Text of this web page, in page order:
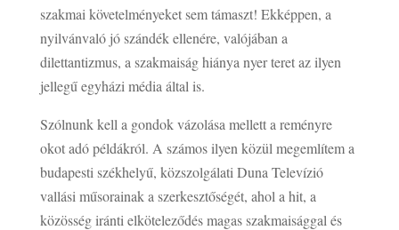
szakmai követelményeket sem támaszt! Ekképpen, a
nyilvánvaló jó szándék ellenére, valójában a
dilettantizmus, a szakmaiság hiánya nyer teret az ilyen
jellegű egyházi média által is.
Szólnunk kell a gondok vázolása mellett a reményre
okot adó példákról. A számos ilyen közül megemlítem a
budapesti székhelyű, közszolgálati Duna Televízió
vallási műsorainak a szerkesztőségét, ahol a hit, a
közösség iránti elköteleződés magas szakmaisággal és